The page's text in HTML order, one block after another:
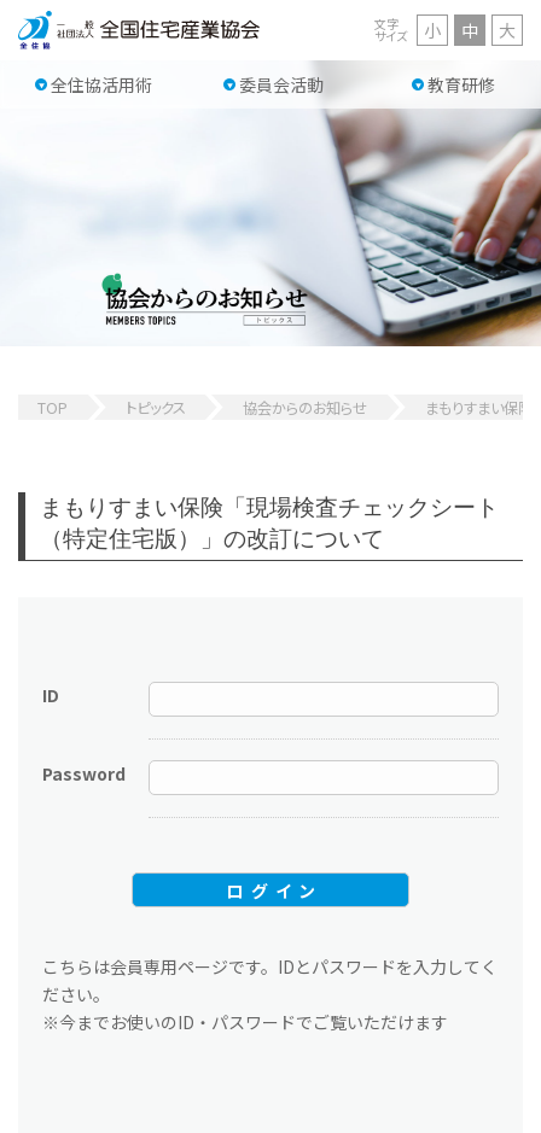
全住協活用術 委員会活動 教育研修
文字
サイズ 小 中 大
TOP トピックス 協会からのお知らせ まもりすまい保険
まもりすまい保険「現場検査チェックシート
（特定住宅版）」の改訂について
ID
Password
こちらは会員専用ページです。IDとパスワードを入力してく
ださい。
※今までお使いのID・パスワードでご覧いただけます